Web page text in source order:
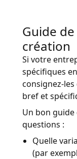
Guide
création
Si votre
spécifiques
consignez-les
bref et
Un bon
questions :
Quelle
(par